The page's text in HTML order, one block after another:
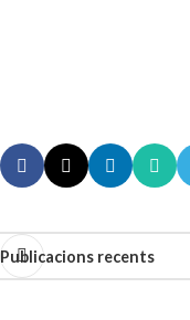
Publicacions recents